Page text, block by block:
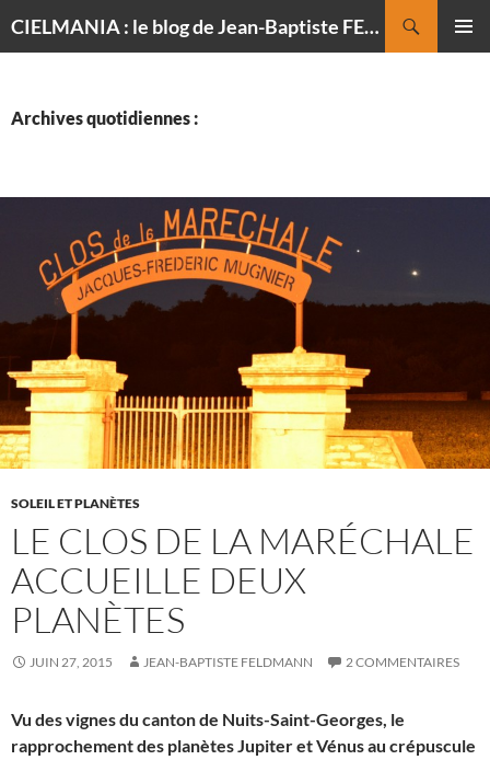
CIELMANIA : le blog de Jean-Baptiste FELDMANN, photographe du ciel
Archives quotidiennes :
SOLEIL ET PLANÈTES
LE CLOS DE LA MARÉCHALE
ACCUEILLE DEUX
PLANÈTES
JUIN 27, 2015 JEAN-BAPTISTE FELDMANN 2 COMMENTAIRES
Vu des vignes du canton de Nuits-Saint-Georges, le
rapprochement des planètes Jupiter et Vénus au crépuscule